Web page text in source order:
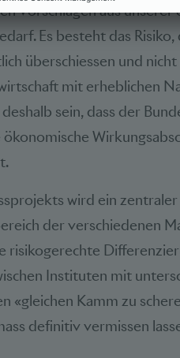
Vorschlägen aus unserer
Es besteht das Risiko,
überschiessen und
mit erheblichen
sein, dass der
wird ein
der verschiedenen
risikogerechte
Instituten mit
«gleichen Kamm zu
definitiv vermissen